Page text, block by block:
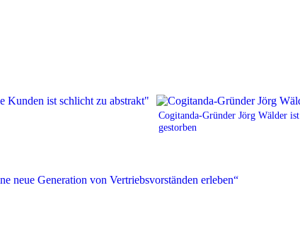
Cogitanda-Gründer Jörg Wälder ist
gestorben